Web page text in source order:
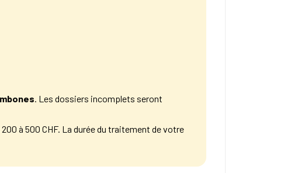
. Les dossiers incomplets seront
à 5​00 CHF. La durée du traitement de votre